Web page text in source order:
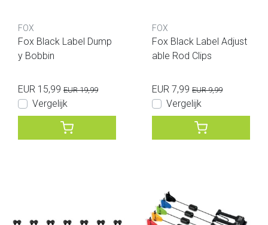
FOX
Fox Black Label Dump
y Bobbin
EUR 15,99 EUR 19,99
Vergelijk
FOX
Fox Black Label Adjust
able Rod Clips
EUR 7,99 EUR 9,99
Vergelijk